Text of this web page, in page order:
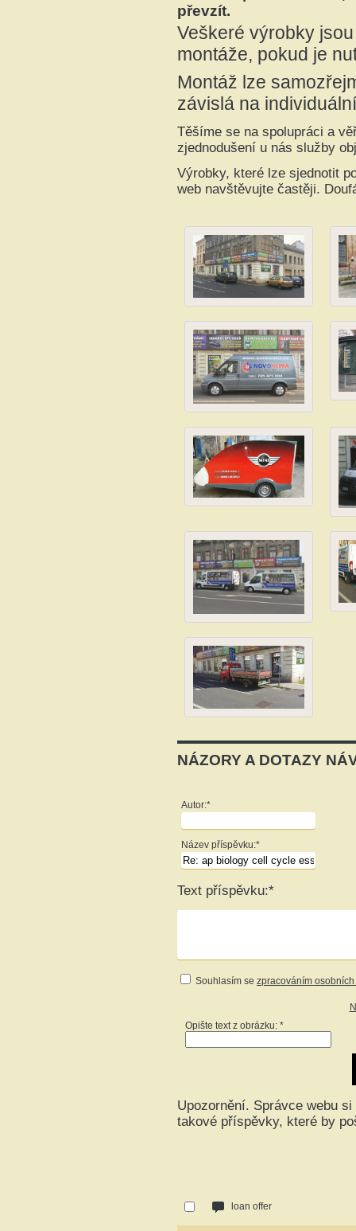
převzít.
Veškeré výrobky
montáže, pokud je
Montáž lze
závislá na
Těšíme se na spolupráci a
zjednodušení u nás služby
Výrobky, které lze sjednotit
web navštěvujte častěji.
NÁZORY A DOTAZY
Autor:*
Název příspěvku:*
Text příspěvku:*
Souhlasím se zpracováním
Opište text z obrázku: *
Upozornění. Správce webu
takové příspěvky, které by
loan offer